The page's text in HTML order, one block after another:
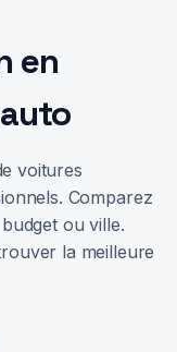
en
voitures
Comparez
ou ville.
la meilleure